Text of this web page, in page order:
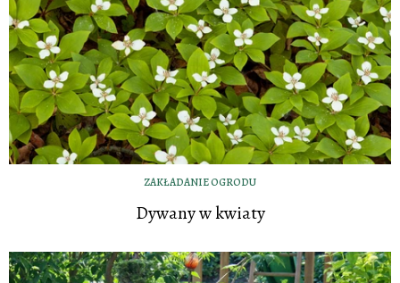
ZAKŁADANIE OGRODU
Dywany w kwiaty